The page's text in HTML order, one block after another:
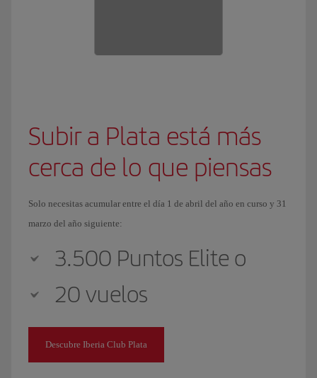
Subir a Plata está más
cerca de lo que piensas
Solo necesitas acumular entre el día 1 de abril del año en curso y 31
marzo del año siguiente:
3.500 Puntos Elite o
20 vuelos
Descubre Iberia Club Plata